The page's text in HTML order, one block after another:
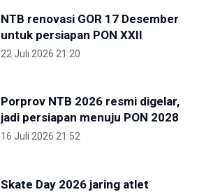
NTB renovasi GOR 17 Desember
untuk persiapan PON XXII
22 Juli 2026 21:20
Porprov NTB 2026 resmi digelar,
jadi persiapan menuju PON 2028
16 Juli 2026 21:52
Skate Day 2026 jaring atlet